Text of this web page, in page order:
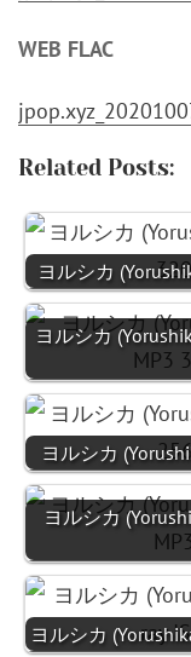
WEB FLAC
Related Posts:
ヨルシカ
ヨルシカ
ヨルシカ
ヨルシカ
ヨルシカ